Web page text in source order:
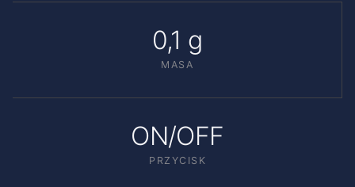
0,1 g
MASA
ON/OFF
PRZYCISK